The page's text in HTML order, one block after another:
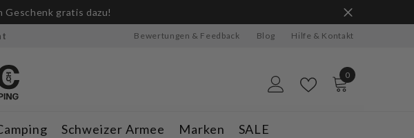
für kurze Zeit & solange Vorrat reicht.
Bewertungen & Feedback Blog Hilfe & Kontakt
0
0
Schweizer Armee Marken SALE